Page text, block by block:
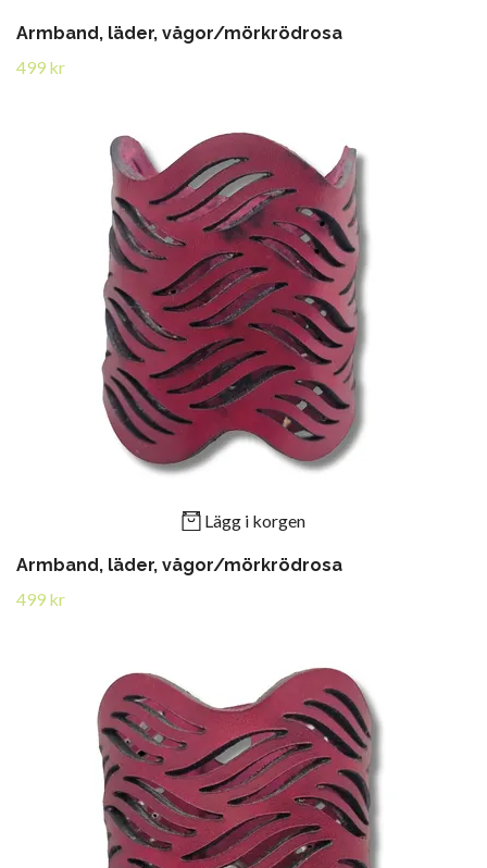
Armband, läder, vågor/mörkrödrosa
499 kr
Lägg i korgen
Armband, läder, vågor/mörkrödrosa
499 kr